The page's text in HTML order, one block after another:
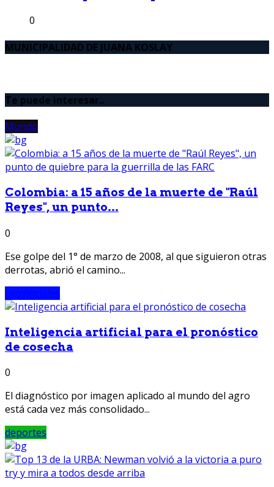
0
MUNICIPALIDAD DE JUANA KOSLAY
Te puede interesar..
Mundo
Colombia: a 15 años de la muerte de "Raúl
Reyes", un punto...
0
Ese golpe del 1° de marzo de 2008, al que siguieron otras
derrotas, abrió el camino...
Inteligencia artificial para el pronóstico
de cosecha
0
El diagnóstico por imagen aplicado al mundo del agro
está cada vez más consolidado...
deportes